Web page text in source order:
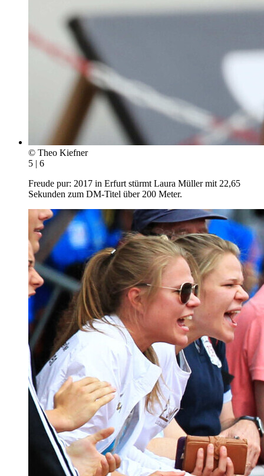
© Theo Kiefner
5 | 6
Freude pur: 2017 in Erfurt stürmt Laura Müller mit 22,65
Sekunden zum DM-Titel über 200 Meter.